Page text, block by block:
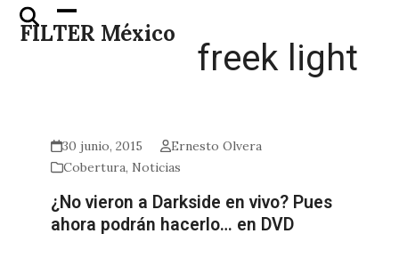
Skip
FILTER México
Open
mobile
Close
mobile
freek light
30 junio, 2015
Ernesto Olvera
Cobertura, Noticias
¿No vieron a Darkside en vivo? Pues
ahora podrán hacerlo… en DVD